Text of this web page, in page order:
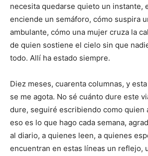
necesita quedarse quieto un instante,
enciende un semáforo, cómo suspira
ambulante, cómo una mujer cruza la
de quien sostiene el cielo sin que
todo. Allí ha estado siempre.
Diez meses, cuarenta columnas, y
se me agota. No sé cuánto dure este
dure, seguiré escribiendo como quien
eso es lo que hago cada semana,
al diario, a quienes leen, a quienes
encuentran en estas líneas un reflejo,